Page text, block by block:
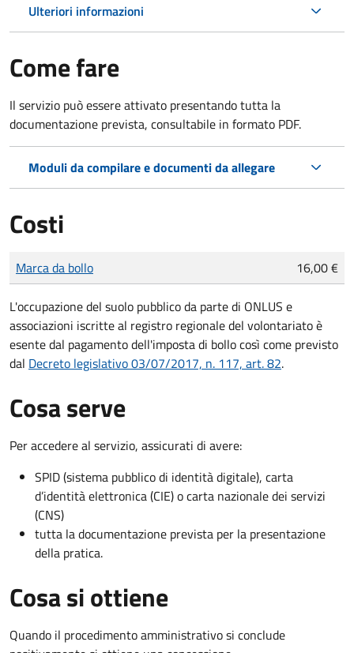
Ulteriori informazioni
Come fare
Il servizio può essere attivato presentando tutta la
documentazione prevista, consultabile in formato PDF.
Moduli da compilare e documenti da allegare
Costi
Tipo di pagamento
Importo
Marca da bollo 16,00 €
L'occupazione del suolo pubblico da parte di ONLUS e
associazioni iscritte al registro regionale del volontariato è
esente dal pagamento dell'imposta di bollo così come previsto
dal Decreto legislativo 03/07/2017, n. 117, art. 82.
Cosa serve
Per accedere al servizio, assicurati di avere:
SPID (sistema pubblico di identità digitale), carta
d’identità elettronica (CIE) o carta nazionale dei servizi
(CNS)
tutta la documentazione prevista per la presentazione
della pratica.
Cosa si ottiene
Quando il procedimento amministrativo si conclude